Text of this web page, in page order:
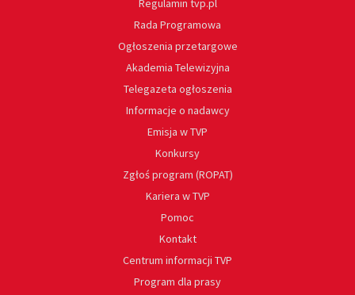
Regulamin tvp.pl
Rada Programowa
Ogłoszenia przetargowe
Akademia Telewizyjna
Telegazeta ogłoszenia
Informacje o nadawcy
Emisja w TVP
Konkursy
Zgłoś program (ROPAT)
Kariera w TVP
Pomoc
Kontakt
Centrum informacji TVP
Program dla prasy